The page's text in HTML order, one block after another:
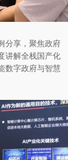
分享，聚焦政府
讲解全栈国产化
数字政府与智慧